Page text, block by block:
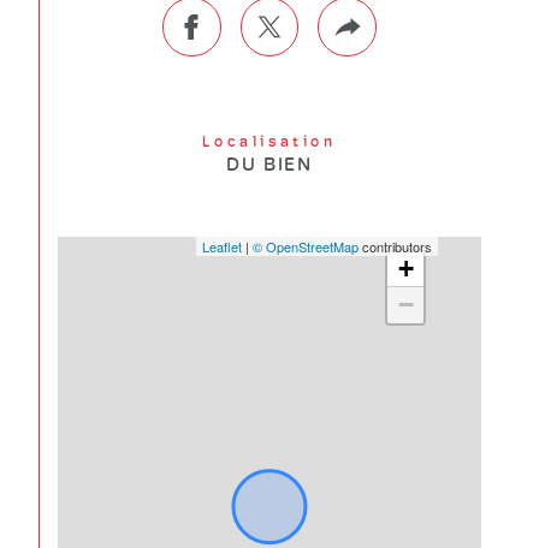
Localisation
DU BIEN
+
−
Leaflet | © OpenStreetMapcontributors